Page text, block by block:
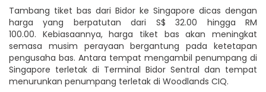
Tambang tiket bas dari Bidor ke Singapore dicas dengan
harga yang berpatutan dari S$ 32.00 hingga RM
100.00. Kebiasaannya, harga tiket bas akan meningkat
semasa musim perayaan bergantung pada ketetapan
pengusaha bas. Antara tempat mengambil penumpang di
Singapore terletak di Terminal Bidor Sentral dan tempat
menurunkan penumpang terletak di Woodlands CIQ.